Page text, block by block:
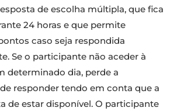
de escolha múltipla, que fica
24 horas e que permite
caso seja respondida
Se o participante não aceder à
determinado dia, perde a
responder tendo em conta que a
de estar disponível. O participante